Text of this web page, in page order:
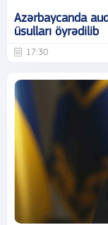
Azərbaycanda
üsulları öyrədilib
17:30